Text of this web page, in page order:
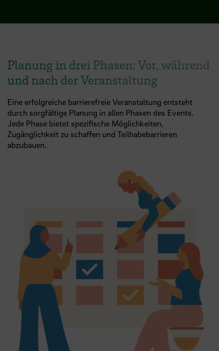
Planung in drei Phasen: Vor, während
und nach der Veranstaltung
Eine erfolgreiche barrierefreie Veranstaltung entsteht
durch sorgfältige Planung in allen Phasen des Events.
Jede Phase bietet spezifische Möglichkeiten,
Zugänglichkeit zu schaffen und Teilhabebarrieren
abzubauen.